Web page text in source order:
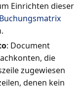
Einrichten dieser
Buchungsmatrix
: Document
die
zugewiesen
denen kein